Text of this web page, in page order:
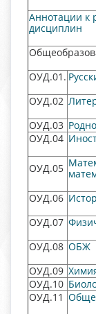
Аннотации к
дисциплин
ОУД.01.
ОУД.02
ОУД.03
ОУД.04
ОУД.05
ОУД.06
ОУД.07
ОУД.08 ОБЖ
ОУД.09
ОУД.10
ОУД.11